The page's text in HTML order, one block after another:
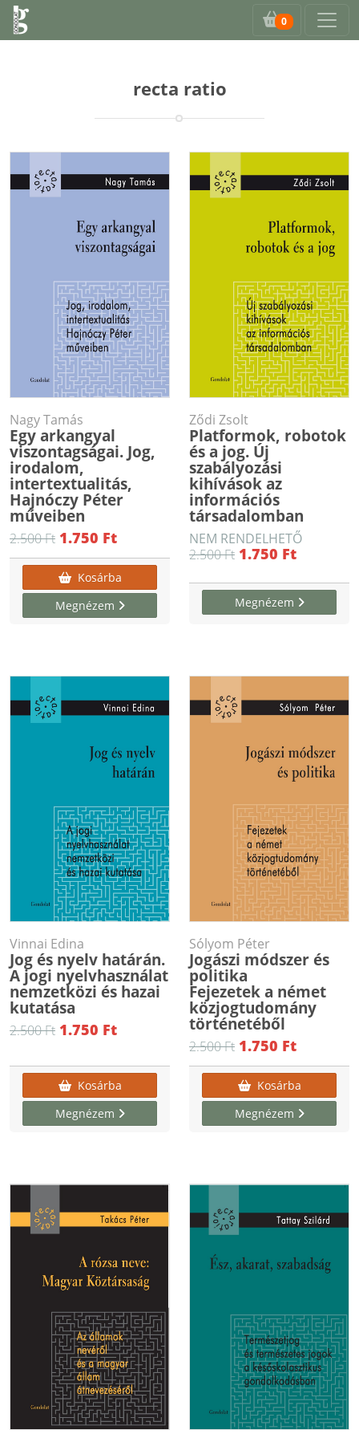
0
recta ratio
Nagy Tamás
Egy arkangyal
viszontagságai. Jog,
irodalom,
intertextualitás,
Hajnóczy Péter
műveiben
2.500 Ft 1.750 Ft
Kosárba
Megnézem
Ződi Zsolt
Platformok, robotok
és a jog. Új
szabályozási
kihívások az
információs
társadalomban
NEM RENDELHETŐ
2.500 Ft 1.750 Ft
Megnézem
Vinnai Edina
Jog és nyelv határán.
A jogi nyelvhasználat
nemzetközi és hazai
kutatása
2.500 Ft 1.750 Ft
Kosárba
Megnézem
Sólyom Péter
Jogászi módszer és
politika
Fejezetek a német
közjogtudomány
történetéből
2.500 Ft 1.750 Ft
Kosárba
Megnézem